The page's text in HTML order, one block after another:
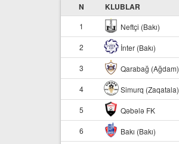
N KLUBLAR
1 Neftçi (Bakı)
2 İnter (Bakı)
3 Qarabağ (Ağdam)
4 Simurq (Zaqatala)
5 Qəbələ FK
6 Bakı (Bakı)